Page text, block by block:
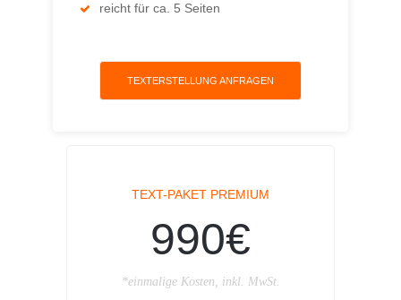
reicht für ca. 5 Seiten
TEXTERSTELLUNG ANFRAGEN
TEXT-PAKET PREMIUM
990€
*einmalige Kosten, inkl. MwSt.